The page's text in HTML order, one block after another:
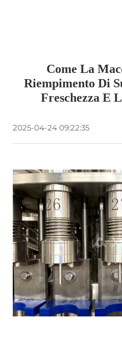
Come La
Riempimento Di
Freschezza E
2025-04-24 09:22:35